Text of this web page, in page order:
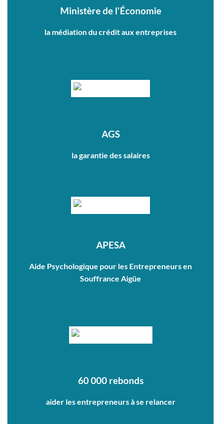
Ministère de l'Économie
la médiation du crédit aux entreprises
AGS
la garantie des salaires
APESA
Aide Psychologique pour les Entrepreneurs en
Souffrance Aigüe
60 000 rebonds
aider les entrepreneurs à se relancer